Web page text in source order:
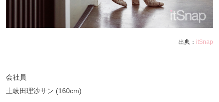
出典： itSnap
会社員
土岐田理沙サン (160cm)